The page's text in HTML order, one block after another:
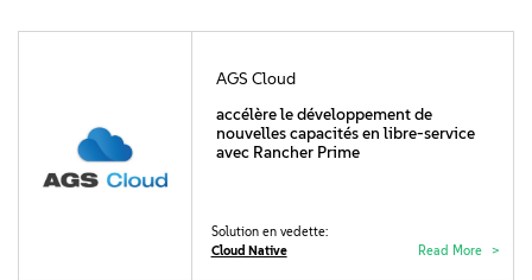
AGS Cloud
accélère le développement de
nouvelles capacités en libre-service
avec Rancher Prime
Solution en vedette:
Cloud Native
Read More